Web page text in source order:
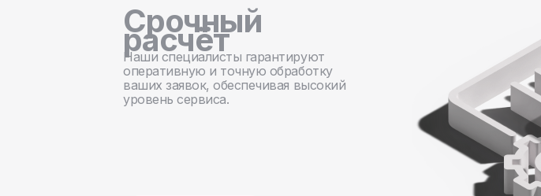
Срочный
расчёт
Наши специалисты гарантируют
оперативную и точную обработку
ваших заявок, обеспечивая высокий
уровень сервиса.